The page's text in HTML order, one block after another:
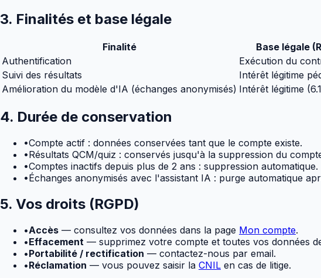
3. Finalités et base légale
Finalité
Base légale
Authentification
Exécution du
Suivi des résultats
Intérêt légitime
Amélioration du modèle d'IA (échanges anonymisés) Intérêt légitime
4. Durée de conservation
•Compte actif : données conservées tant que le compte existe.
•Résultats QCM/quiz : conservés jusqu'à la suppression du
•Comptes inactifs depuis plus de 2 ans : suppression automatique.
•Échanges anonymisés avec l'assistant IA : purge automatique
5. Vos droits (RGPD)
•Accès — consultez vos données dans la page Mon compte.
•Effacement — supprimez votre compte et toutes vos données
•Portabilité / rectification — contactez-nous par email.
•Réclamation — vous pouvez saisir la CNIL en cas de litige.